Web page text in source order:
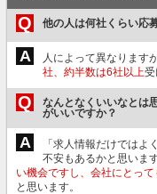
Q 他の人は何社くらい応
A 人によって異なりますが
社、約半数は6社以上受
Q
なんとなくいいなとは
がいいですか？
A
「求人情報だけではよ
不安もあるかと思います
い機会ですし、会社にとっ
と思います。